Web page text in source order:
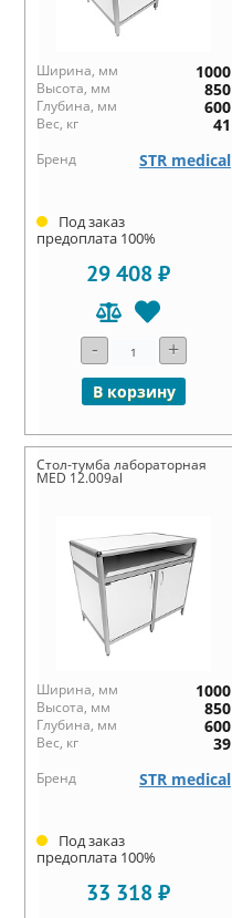
Ширина, мм 1000
Высота, мм 850
Глубина, мм 600
Вес, кг 41
Бренд STR medical
Под заказ
предоплата 100%
29 408 ₽
- +
В корзину
Стол-тумба лабораторная
MED 12.009al
Ширина, мм 1000
Высота, мм 850
Глубина, мм 600
Вес, кг 39
Бренд STR medical
Под заказ
предоплата 100%
33 318 ₽